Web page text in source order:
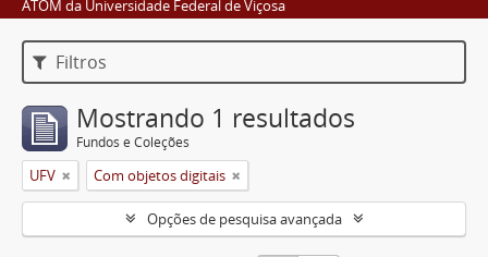
ATOM da Universidade Federal de Viçosa
Filtros
Mostrando 1 resultados
Fundos e Coleções
UFV Com objetos digitais
Opções de pesquisa avançada